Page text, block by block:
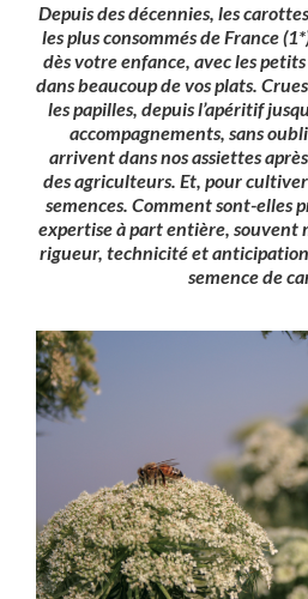
Depuis des décennies, les
les plus consommés de France (
dès votre enfance, avec les
dans beaucoup de vos plats.
les papilles, depuis l’apéritif
accompagnements, sans
arrivent dans nos assiettes
des agriculteurs. Et, pour
semences. Comment sont-elles
expertise à part entière, souvent
rigueur, technicité et
semence de